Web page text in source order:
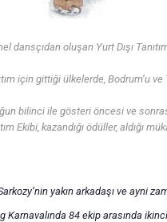
oluşan Yurt Dışı
için gittiği ülkelerde, Bodrum’u
bilinci ile gösteri öncesi ve
Ekibi, kazandığı ödüller, aldığı
yakın arkadaşı ve ayni
Karnavalında 84 ekip arasında